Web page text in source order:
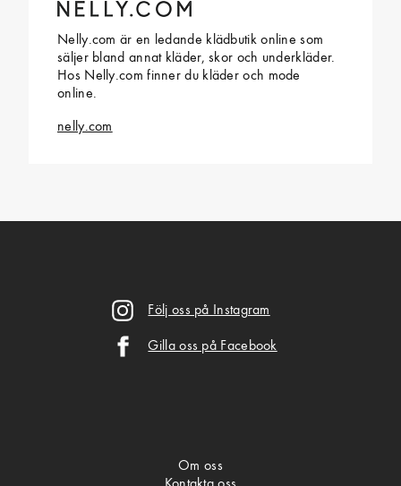
Nelly.com är en ledande klädbutik online som
säljer bland annat kläder, skor och underkläder.
Hos Nelly.com finner du kläder och mode
online.
nelly.com
Följ oss på Instagram
Gilla oss på Facebook
Om oss